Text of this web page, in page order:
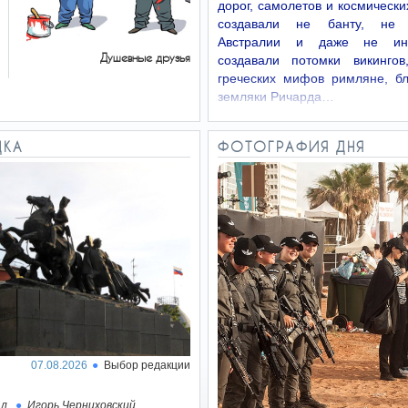
Душевные друзья
дорог, самолетов и
создавали не банту, не
Австралии и даже не
создавали потомки
греческих мифов римляне,
земляки Ричарда…
07.08.2026 Выбор редакции
Игорь Черниховский
ФОТОГРАФИЯ ДНЯ